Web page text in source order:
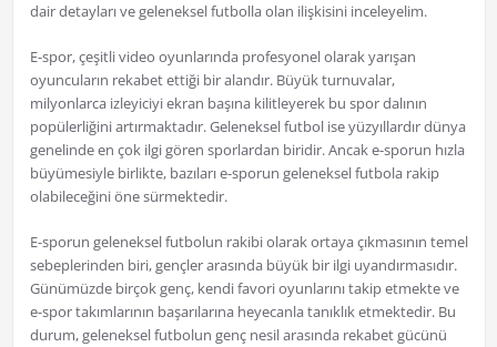
dair detayları ve geleneksel futbolla olan ilişkisini inceleyelim.
E-spor, çeşitli video oyunlarında profesyonel olarak yarışan
oyuncuların rekabet ettiği bir alandır. Büyük turnuvalar,
milyonlarca izleyiciyi ekran başına kilitleyerek bu spor dalının
popülerliğini artırmaktadır. Geleneksel futbol ise yüzyıllardır dünya
genelinde en çok ilgi gören sporlardan biridir. Ancak e-sporun hızla
büyümesiyle birlikte, bazıları e-sporun geleneksel futbola rakip
olabileceğini öne sürmektedir.
E-sporun geleneksel futbolun rakibi olarak ortaya çıkmasının temel
sebeplerinden biri, gençler arasında büyük bir ilgi uyandırmasıdır.
Günümüzde birçok genç, kendi favori oyunlarını takip etmekte ve
e-spor takımlarının başarılarına heyecanla tanıklık etmektedir. Bu
durum, geleneksel futbolun genç nesil arasında rekabet gücünü